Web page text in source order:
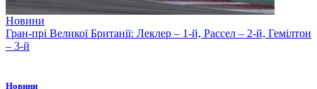
Новини
Гран-прі Великої Британії: Леклер – 1-й, Рассел – 2-й, Гемілтон
– 3-й
Новини